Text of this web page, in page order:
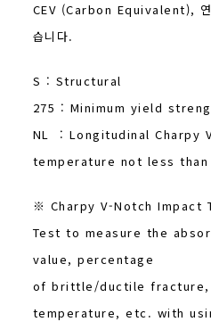
CEV (Carbon Equivalent), 연
습니다.
S : Structural
275 : Minimum yield
NL : Longitudinal Charpy
temperature not less
※ Charpy V-Notch Impact
Test to measure the
value, percentage
of brittle/ductile fracture,
temperature, etc. with